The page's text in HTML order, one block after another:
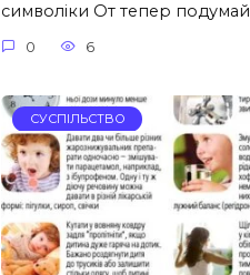
символіки От тепер подумай
0 6
СУСПІЛЬСТВО